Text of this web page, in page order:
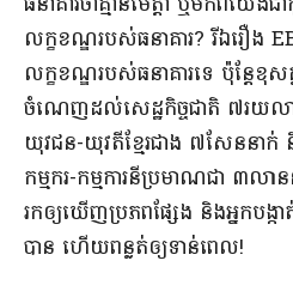
លក្ខខណ្ឌ​របស់​ធនា​គារ​? រី​ឯ​រឿង
លក្ខខណ្ឌ​របស់​ធ​នាគារ​ទេ ប៉ុន្តែ​ខុស​
ចំណេញ​ដល់​សេដ្ឋកិច្ចជាតិ ៧​រយ​លាន​
យុវជន​-​យុវតី​ខ្មែរ​ជាង ៧​សែន​ន
កម្មករ​-​កម្ម​ការ​នី​ប្រមាណ​ជា ៣​ល
រកឲ្យឃើញ​ប្រភព​ផ្សែង និង​អ្នក​បង្កា
បាន ហើយ​ពន្លត់​ឲ្យទាន់ពេល​!